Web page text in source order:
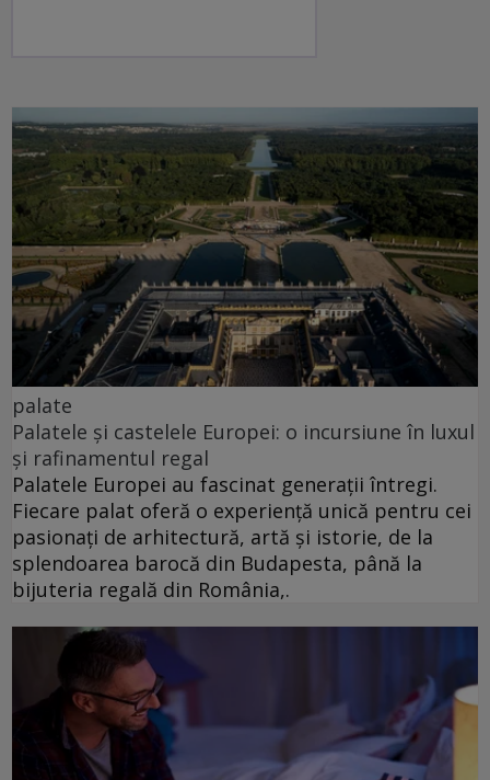
palate
Palatele și castelele Europei: o incursiune în luxul
și rafinamentul regal
Palatele Europei au fascinat generații întregi.
Fiecare palat oferă o experiență unică pentru cei
pasionați de arhitectură, artă și istorie, de la
splendoarea barocă din Budapesta, până la
bijuteria regală din România,.